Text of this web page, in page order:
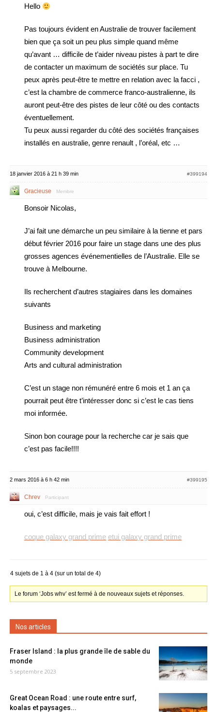
Hello
Pas toujours évident en Australie de trouver facilement
bien que ça soit un peu plus simple quand même
qu’avant … difficile de t’aider niveau pistes à part te dire
de contacter un maximum de sociétés sur place. Tu
peux après peut-être te mettre en relation avec la facci ,
c’est la chambre de commerce franco-australienne, ils
auront peut-être des pistes de leur côté ou des contacts
éventuellement.
Tu peux aussi regarder du côté des sociétés françaises
installés en australie, genre renault , l’oréal, etc …
18 janvier 2016 à 21 h 39 min #399194
Gracieuse Membre
Bonsoir Nicolas,
J’ai fait une démarche un peu similaire à la tienne et pars
début février 2016 pour faire un stage dans une des plus
grosses agences événementielles de l’Australie. Elle se
trouve à Melbourne.
Ils recherchent d’autres stagiaires dans les domaines
suivants
Business and marketing
Business administration
Community development
Arts and cultural administration
C’est un stage non rémunéré entre 6 mois et 1 an ça
pourrait peut être t’intéresser donc si c’est le cas tiens
moi informée.
Sinon bon courage pour la recherche car je sais que
c’est pas facile!!!!
2 mars 2016 à 6 h 42 min #399195
Chrev Participant
oui, c’est difficile, mais je vais fait effort !
coque galaxy grand prime etui galaxy grand prime
4 sujets de 1 à 4 (sur un total de 4)
Le forum ‘Jobs whv’ est fermé à de nouveaux sujets et réponses.
Nos articles
Fraser Island : la plus grande île de sable du
monde
5 septembre 2023
Great Ocean Road : une route entre surf,
koalas et paysages...